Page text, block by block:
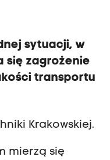
sytuacji, w
się zagrożenie
transportu
Krakowskiej.
mierzą się